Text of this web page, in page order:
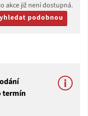
akce již není dostupná.
podobnou
termín